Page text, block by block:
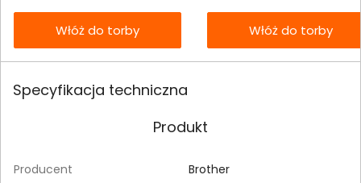
Włóż do torby Włóż do torby
Specyfikacja techniczna
Produkt
Producent Brother